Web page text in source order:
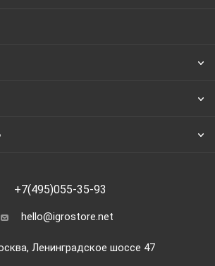
+7(495)055-35-93
hello@igrostore.net
Ленинградское шоссе 47